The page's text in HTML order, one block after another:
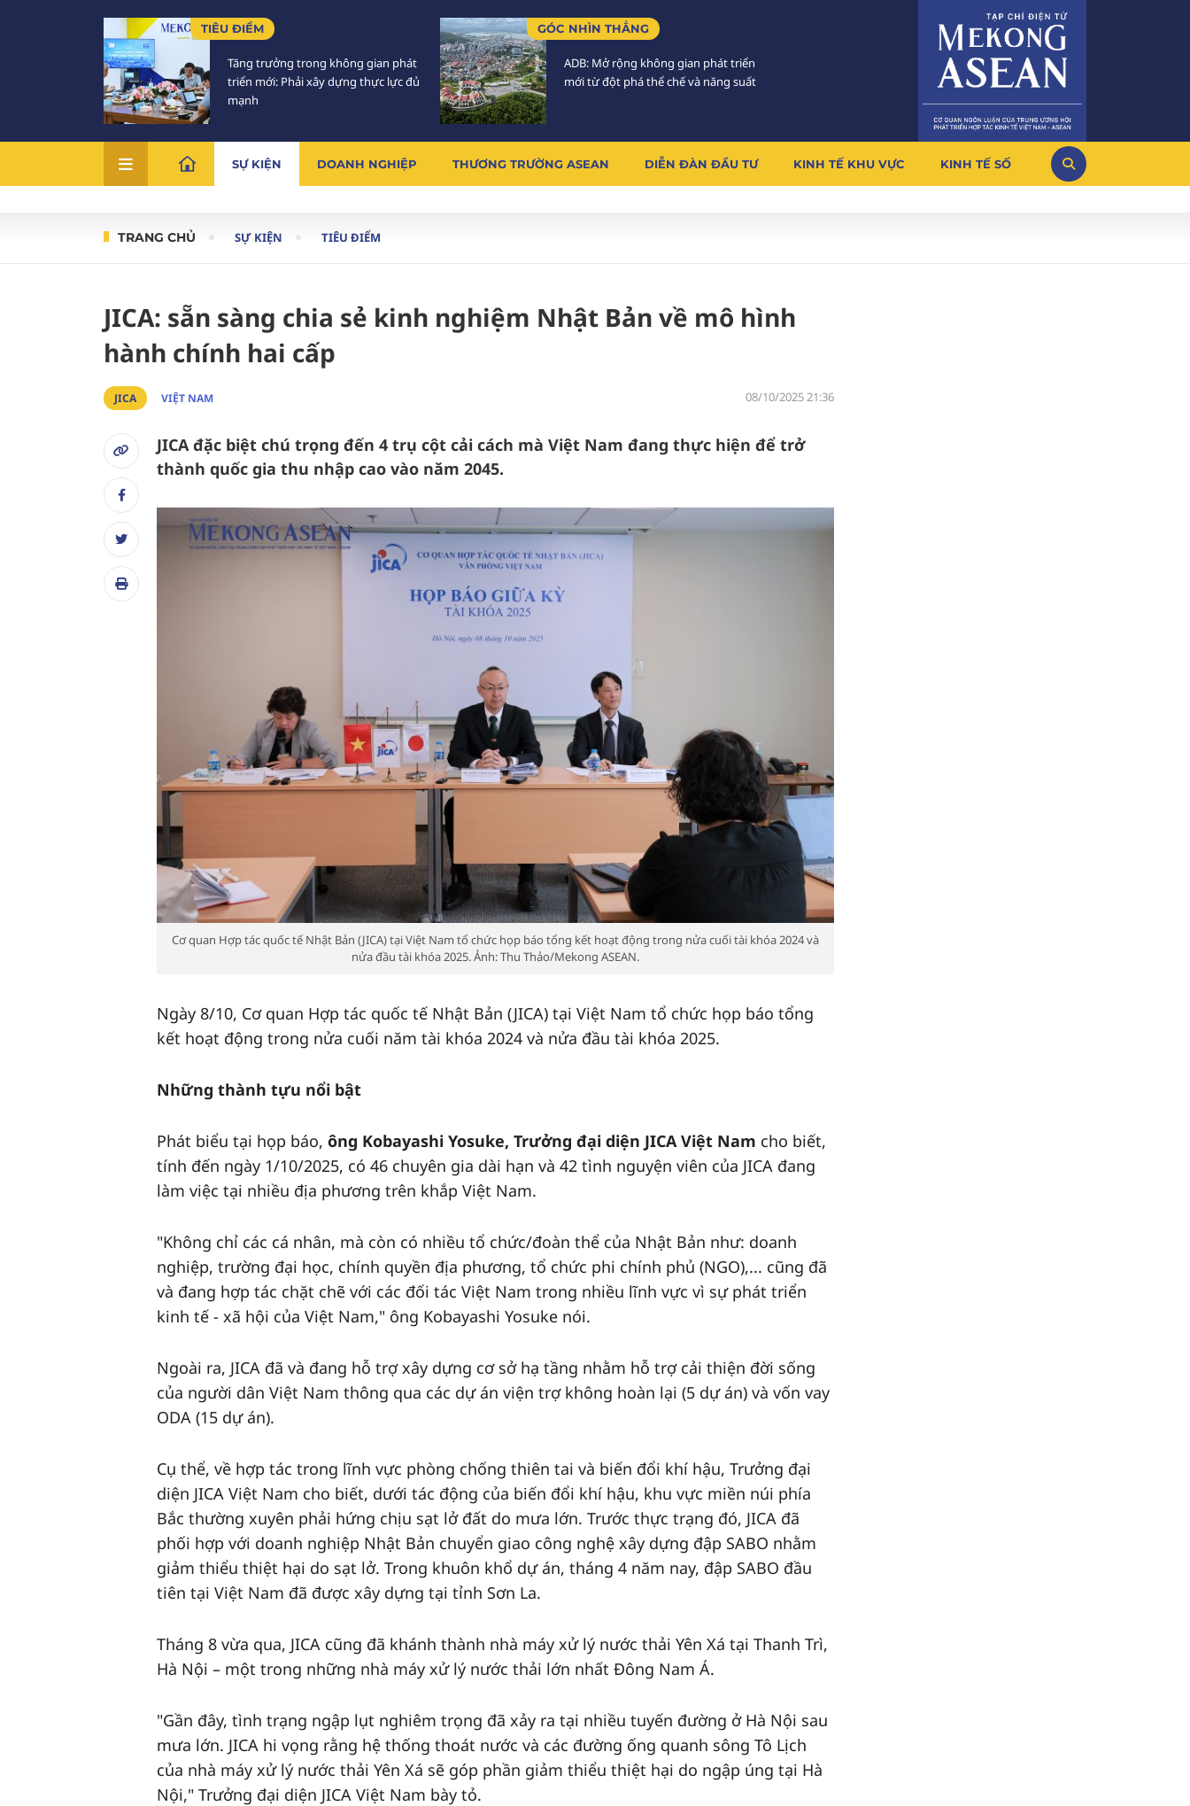
TIÊU ĐIỂM
Tăng trưởng trong không gian phát
triển mới: Phải xây dựng thực lực đủ
mạnh
GÓC NHÌN THẲNG
ADB: Mở rộng không gian phát triển
mới từ đột phá thể chế và năng suất
SỰ KIỆN DOANH NGHIỆP THƯƠNG TRƯỜNG ASEAN DIỄN ĐÀN ĐẦU TƯ KINH TẾ KHU VỰC KINH TẾ SỐ
TRANG CHỦ SỰ KIỆN TIÊU ĐIỂM
JICA: sẵn sàng chia sẻ kinh nghiệm Nhật Bản về mô hình
hành chính hai cấp
JICA VIỆT NAM 08/10/2025 21:36
JICA đặc biệt chú trọng đến 4 trụ cột cải cách mà Việt Nam đang thực hiện để trở
thành quốc gia thu nhập cao vào năm 2045.
Cơ quan Hợp tác quốc tế Nhật Bản (JICA) tại Việt Nam tổ chức họp báo tổng kết hoạt động trong nửa cuối tài khóa 2024 và
nửa đầu tài khóa 2025. Ảnh: Thu Thảo/Mekong ASEAN.
Ngày 8/10, Cơ quan Hợp tác quốc tế Nhật Bản (JICA) tại Việt Nam tổ chức họp báo tổng
kết hoạt động trong nửa cuối năm tài khóa 2024 và nửa đầu tài khóa 2025.
Những thành tựu nổi bật
Phát biểu tại họp báo, ông Kobayashi Yosuke, Trưởng đại diện JICA Việt Nam cho biết,
tính đến ngày 1/10/2025, có 46 chuyên gia dài hạn và 42 tình nguyện viên của JICA đang
làm việc tại nhiều địa phương trên khắp Việt Nam.
"Không chỉ các cá nhân, mà còn có nhiều tổ chức/đoàn thể của Nhật Bản như: doanh
nghiệp, trường đại học, chính quyền địa phương, tổ chức phi chính phủ (NGO),... cũng đã
và đang hợp tác chặt chẽ với các đối tác Việt Nam trong nhiều lĩnh vực vì sự phát triển
kinh tế - xã hội của Việt Nam," ông Kobayashi Yosuke nói.
Ngoài ra, JICA đã và đang hỗ trợ xây dựng cơ sở hạ tầng nhằm hỗ trợ cải thiện đời sống
của người dân Việt Nam thông qua các dự án viện trợ không hoàn lại (5 dự án) và vốn vay
ODA (15 dự án).
Cụ thể, về hợp tác trong lĩnh vực phòng chống thiên tai và biến đổi khí hậu, Trưởng đại
diện JICA Việt Nam cho biết, dưới tác động của biến đổi khí hậu, khu vực miền núi phía
Bắc thường xuyên phải hứng chịu sạt lở đất do mưa lớn. Trước thực trạng đó, JICA đã
phối hợp với doanh nghiệp Nhật Bản chuyển giao công nghệ xây dựng đập SABO nhằm
giảm thiểu thiệt hại do sạt lở. Trong khuôn khổ dự án, tháng 4 năm nay, đập SABO đầu
tiên tại Việt Nam đã được xây dựng tại tỉnh Sơn La.
Tháng 8 vừa qua, JICA cũng đã khánh thành nhà máy xử lý nước thải Yên Xá tại Thanh Trì,
Hà Nội – một trong những nhà máy xử lý nước thải lớn nhất Đông Nam Á.
"Gần đây, tình trạng ngập lụt nghiêm trọng đã xảy ra tại nhiều tuyến đường ở Hà Nội sau
mưa lớn. JICA hi vọng rằng hệ thống thoát nước và các đường ống quanh sông Tô Lịch
của nhà máy xử lý nước thải Yên Xá sẽ góp phần giảm thiểu thiệt hại do ngập úng tại Hà
Nội," Trưởng đại diện JICA Việt Nam bày tỏ.